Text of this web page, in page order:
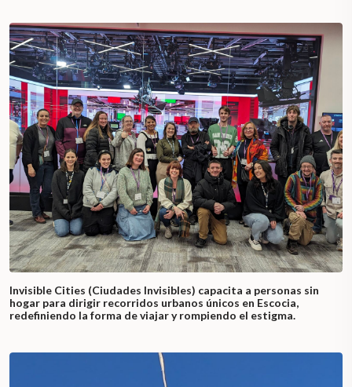
Invisible Cities (Ciudades Invisibles) capacita a personas sin
hogar para dirigir recorridos urbanos únicos en Escocia,
redefiniendo la forma de viajar y rompiendo el estigma.